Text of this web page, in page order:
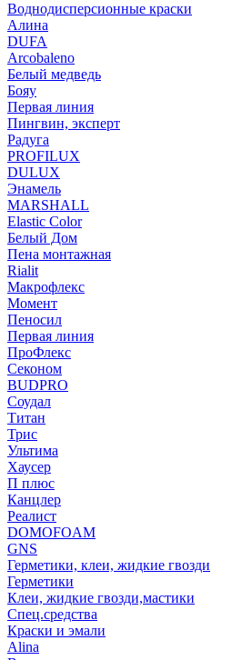
Воднодисперсионные краски
Алина
DUFA
Arcobaleno
Белый медведь
Бояу
Первая линия
Пингвин, эксперт
Радуга
PROFILUX
DULUX
Энамель
MARSHALL
Elastic Color
Белый Дом
Пена монтажная
Rialit
Макрофлекс
Момент
Пеносил
Первая линия
ПроФлекс
Секоном
BUDPRO
Соудал
Титан
Трис
Ультима
Хаусер
П плюс
Канцлер
Реалист
DOMOFOAM
GNS
Герметики, клеи, жидкие гвозди
Герметики
Клеи, жидкие гвозди,мастики
Спец.средства
Краски и эмали
Alina